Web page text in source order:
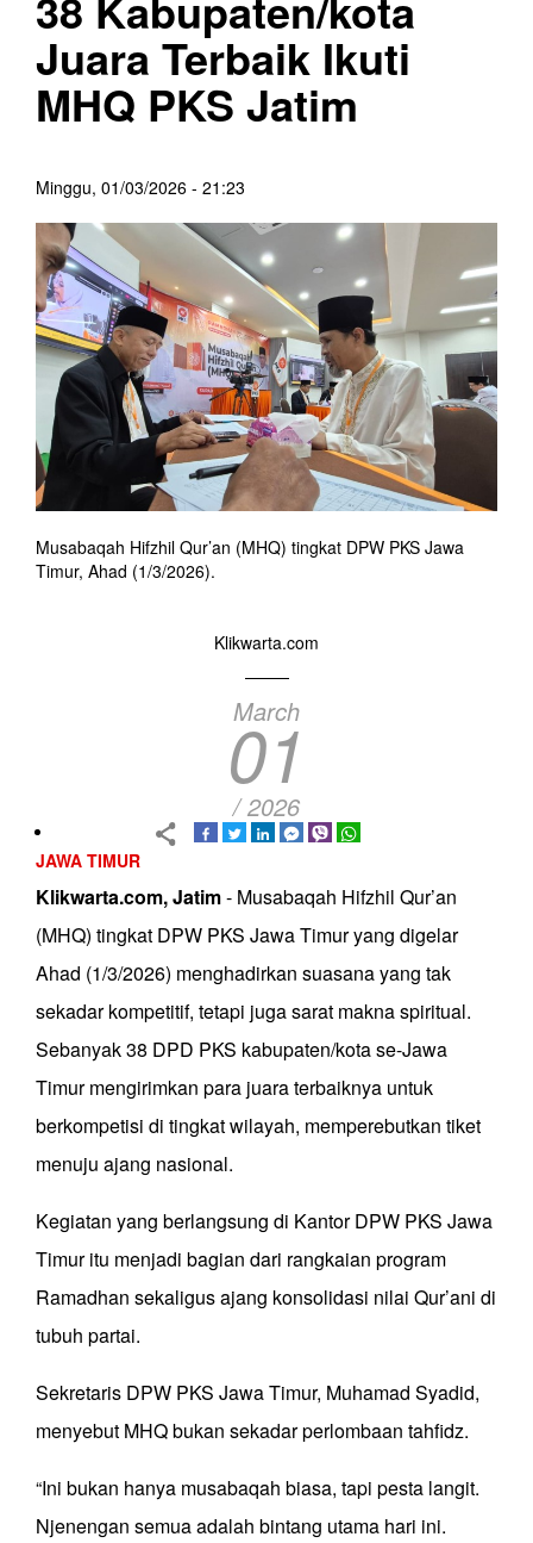
Juara Terbaik Ikuti
MHQ PKS Jatim
Minggu, 01/03/2026 - 21:23
Musabaqah Hifzhil Qur’an (MHQ) tingkat DPW PKS Jawa
Timur, Ahad (1/3/2026).
Klikwarta.com
March
01
/ 2026
JAWA TIMUR
Klikwarta.com, Jatim- Musabaqah Hifzhil Qur’an
(MHQ) tingkat DPW PKS Jawa Timur yang digelar
Ahad (1/3/2026) menghadirkan suasana yang tak
sekadar kompetitif, tetapi juga sarat makna spiritual.
Sebanyak 38 DPD PKS kabupaten/kota se-Jawa
Timur mengirimkan para juara terbaiknya untuk
berkompetisi di tingkat wilayah, memperebutkan tiket
menuju ajang nasional.
Kegiatan yang berlangsung di Kantor DPW PKS Jawa
Timur itu menjadi bagian dari rangkaian program
Ramadhan sekaligus ajang konsolidasi nilai Qur’ani di
tubuh partai.
Sekretaris DPW PKS Jawa Timur, Muhamad Syadid,
menyebut MHQ bukan sekadar perlombaan tahfidz.
“Ini bukan hanya musabaqah biasa, tapi pesta langit.
Njenengan semua adalah bintang utama hari ini.